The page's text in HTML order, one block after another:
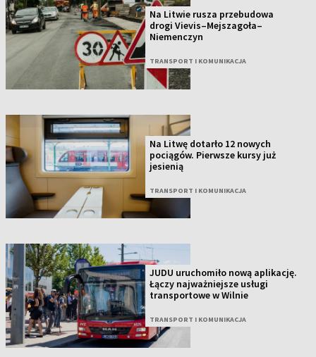
Na Litwie rusza przebudowa
drogi Vievis–Mejszagoła–
Niemenczyn
TRANSPORT I KOMUNIKACJA
Na Litwę dotarło 12 nowych
pociągów. Pierwsze kursy już
jesienią
TRANSPORT I KOMUNIKACJA
JUDU uruchomiło nową aplikację.
Łączy najważniejsze usługi
transportowe w Wilnie
TRANSPORT I KOMUNIKACJA